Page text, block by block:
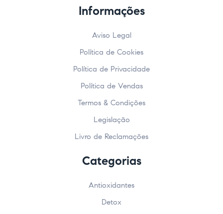
Informações
Aviso Legal
Política de Cookies
Política de Privacidade
Política de Vendas
Termos & Condições
Legislação
Livro de Reclamações
Categorias
Antioxidantes
Detox